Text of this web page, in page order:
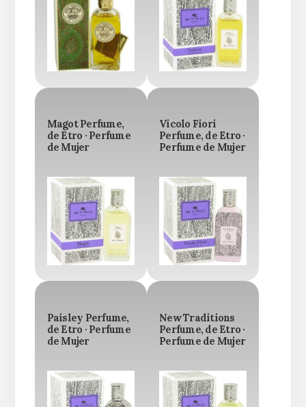
Magot Perfume,
de Etro · Perfume
de Mujer
Vicolo Fiori
Perfume, de Etro ·
Perfume de Mujer
Paisley Perfume,
de Etro · Perfume
de Mujer
New Traditions
Perfume, de Etro ·
Perfume de Mujer